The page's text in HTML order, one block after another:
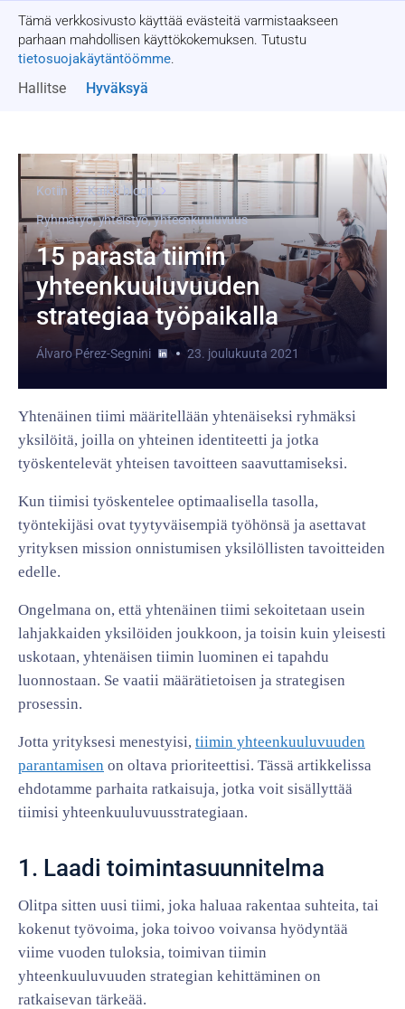
Tämä verkkosivusto käyttää evästeitä varmistaakseen
parhaan mahdollisen käyttökokemuksen. Tutustu
tietosuojakäytäntöömme.
Hallitse Hyväksyä
Pyydä tarjous
Kotiin
Kaikki blogit
Ryhmätyö, yhteistyö, yhteenkuuluvuus
15 parasta tiimin
yhteenkuuluvuuden
strategiaa työpaikalla
Álvaro Pérez-Segnini 23. joulukuuta 2021
Yhtenäinen tiimi määritellään yhtenäiseksi ryhmäksi
yksilöitä, joilla on yhteinen identiteetti ja jotka
työskentelevät yhteisen tavoitteen saavuttamiseksi.
Kun tiimisi työskentelee optimaalisella tasolla,
työntekijäsi ovat tyytyväisempiä työhönsä ja asettavat
yrityksen mission onnistumisen yksilöllisten tavoitteiden
edelle.
Ongelmana on, että yhtenäinen tiimi sekoitetaan usein
lahjakkaiden yksilöiden joukkoon, ja toisin kuin yleisesti
uskotaan, yhtenäisen tiimin luominen ei tapahdu
luonnostaan. Se vaatii määrätietoisen ja strategisen
prosessin.
Jotta yrityksesi menestyisi, tiimin yhteenkuuluvuuden
parantamisen on oltava prioriteettisi. Tässä artikkelissa
ehdotamme parhaita ratkaisuja, jotka voit sisällyttää
tiimisi yhteenkuuluvuusstrategiaan.
1. Laadi toimintasuunnitelma
Olitpa sitten uusi tiimi, joka haluaa rakentaa suhteita, tai
kokenut työvoima, joka toivoo voivansa hyödyntää
viime vuoden tuloksia, toimivan tiimin
yhteenkuuluvuuden strategian kehittäminen on
ratkaisevan tärkeää.